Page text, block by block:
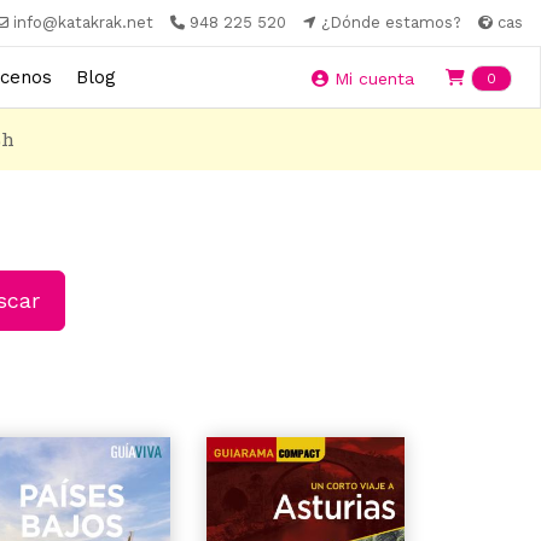
info@katakrak.net 948 225 520 ¿Dónde estamos? cas
Blog Mi cuenta 0